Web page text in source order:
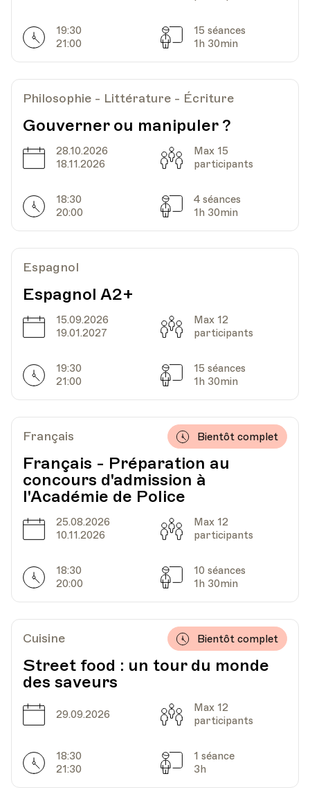
Date
01.11.2022 Heure
18.30
Lieu1005, Lausanne
Date
08.11.2022 Heure
18.30
HEP - Haute Ecole Pédagogique - Salle 723
Av. de Cour 33
Date15.11.2022
HEP - Haute Ecole Pédagogique - Salle 723
Date22.11.2022 Heure
18.30
Lieu
HEP - Haute Ecole Pédagogique - Salle 723
1005, Lausanne
Av. de Cour 33
Date
29.11.2022 Heure
18.30
HEP - Haute Ecole Pédagogique - Salle 723
Av. de Cour 33
Date06.12.2022 Heure
18.30
Lieu
HEP - Haute Ecole Pédagogique - Salle 723
1005, Lausanne
Date13.12.2022 Heure
18.30
Horarires
19:30
21:00
Séances
15 séances
1h 30min
Philosophie - Littérature - Écriture
Gouverner ou manipuler ?
Date
28.10.2026
18.11.2026
Capacité
Max 15
participants
Horarires
18:30
20:00
Séances
4 séances
1h 30min
Espagnol
Espagnol A2+
Date
15.09.2026
19.01.2027
Capacité
Max 12
participants
Horarires
19:30
21:00
Séances
15 séances
1h 30min
Français
Français - Préparation au
concours d'admission à
l'Académie de Police
Bientôt complet
Date
25.08.2026
10.11.2026
Capacité
Max 12
participants
Horarires
18:30
20:00
Séances
10 séances
1h 30min
Cuisine
Street food : un tour du monde
des saveurs
Bientôt complet
Date
29.09.2026 Capacité
Max 12
participants
Horarires
18:30
21:30
Séances
1 séance
3h